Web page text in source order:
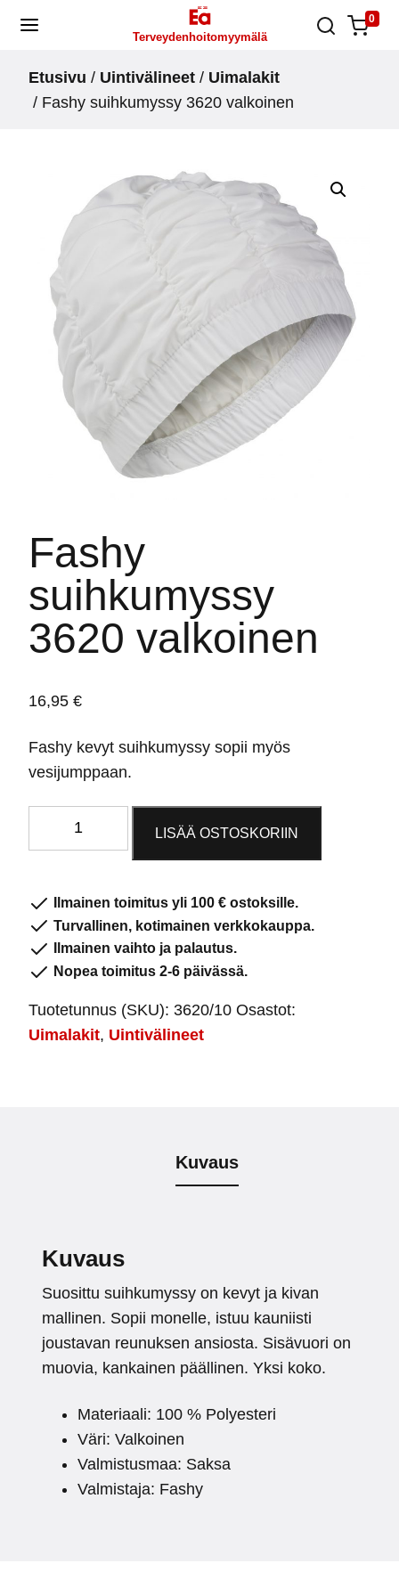
Skip
Terveydenhoitomyymälä
0
Etusivu / Uintivälineet / Uimalakit
/ Fashy suihkumyssy 3620 valkoinen
Fashy
suihkumyssy
3620 valkoinen
16,95 €
Fashy kevyt suihkumyssy sopii myös
vesijumppaan.
määrä
LISÄÄ OSTOSKORIIN
Ilmainen toimitus yli 100 € ostoksille.
Turvallinen, kotimainen verkkokauppa.
Ilmainen vaihto ja palautus.
Nopea toimitus 2-6 päivässä.
Tuotetunnus (SKU): 3620/10 Osastot:
Uimalakit, Uintivälineet
Kuvaus
Kuvaus
Suosittu suihkumyssy on kevyt ja kivan
mallinen. Sopii monelle, istuu kauniisti
joustavan reunuksen ansiosta. Sisävuori on
muovia, kankainen päällinen. Yksi koko.
Materiaali: 100 % Polyesteri
Väri: Valkoinen
Valmistusmaa: Saksa
Valmistaja: Fashy